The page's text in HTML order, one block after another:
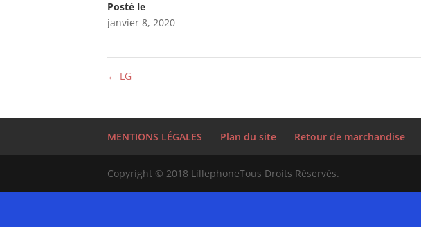
Posté le
janvier 8, 2020
← LG
MENTIONS LÉGALES Plan du site Retour de marchandise
Copyright © 2018 LillephoneTous Droits Réservés.